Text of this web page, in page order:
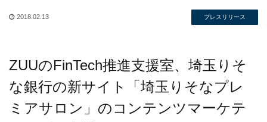
2018.02.13 プレスリリース
ZUUのFinTech推進支援室、埼玉りそ
な銀行の新サイト「埼玉りそなプレ
ミアサロン」のコンテンツマーケテ